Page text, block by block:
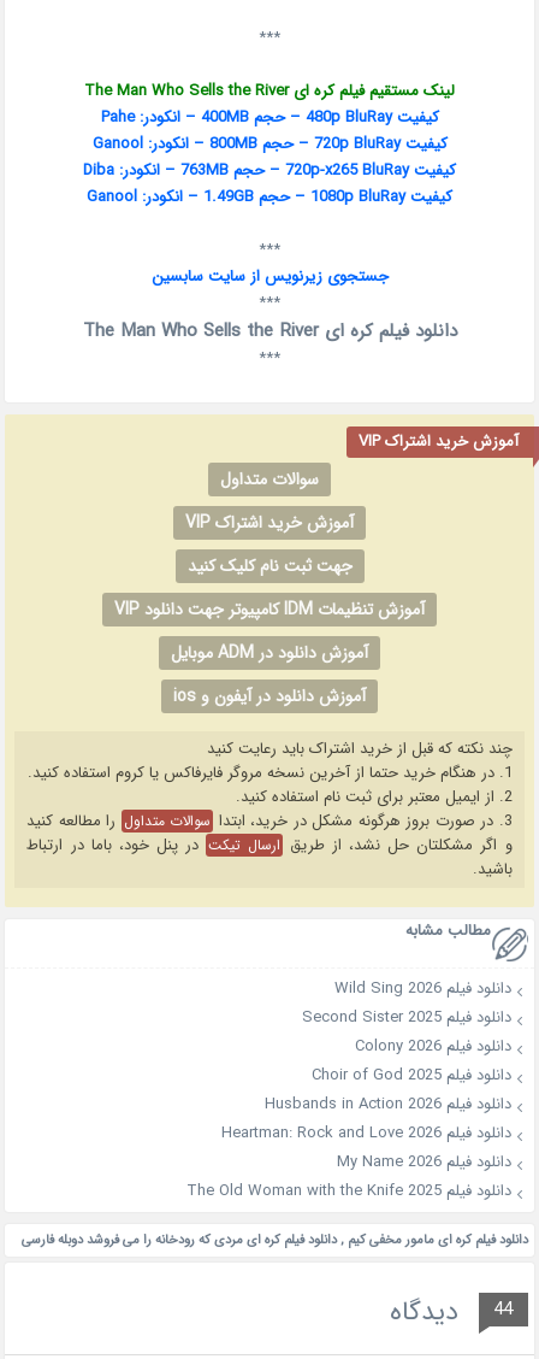
***
لینک مستقیم فیلم کره ای The Man Who Sells the River
کیفیت 480p BluRay – حجم 400MB – انکودر: Pahe
کیفیت 720p BluRay – حجم 800MB – انکودر: Ganool
کیفیت 720p-x265 BluRay – حجم 763MB – انکودر: Diba
کیفیت 1080p BluRay – حجم 1.49GB – انکودر: Ganool
***
جستجوی زیرنویس از سایت سابسین
***
دانلود فیلم کره ای The Man Who Sells the River
***
آموزش خرید اشتراک VIP
سوالات متداول
آموزش خرید اشتراک VIP
جهت ثبت نام کلیک کنید
آموزش تنظیمات IDM کامپیوتر جهت دانلود VIP
آموزش دانلود در ADM موبایل
آموزش دانلود در آیفون و ios
چند نکته که قبل از خرید اشتراک باید رعایت کنید
1. در هنگام خرید حتما از آخرین نسخه مروگر فایرفاکس یا کروم استفاده کنید.
2. از ایمیل معتبر برای ثبت نام استفاده کنید.
3. در صورت بروز هرگونه مشکل در خرید، ابتدا
سوالات متداول را مطالعه کنید
و اگر مشکلتان حل نشد، از طریق ارسال تیکت در پنل خود، باما در ارتباط
باشید.
مطالب مشابه
دانلود فیلم Wild Sing 2026
دانلود فیلم Second Sister 2025
دانلود فیلم Colony 2026
دانلود فیلم Choir of God 2025
دانلود فیلم Husbands in Action 2026
دانلود فیلم Heartman: Rock and Love 2026
دانلود فیلم My Name 2026
دانلود فیلم The Old Woman with the Knife 2025
دانلود فیلم کره ای مامور مخفی کیم ,دانلود فیلم کره ای مردی که رودخانه را می فروشد دوبله فارسی
44 دیدگاه